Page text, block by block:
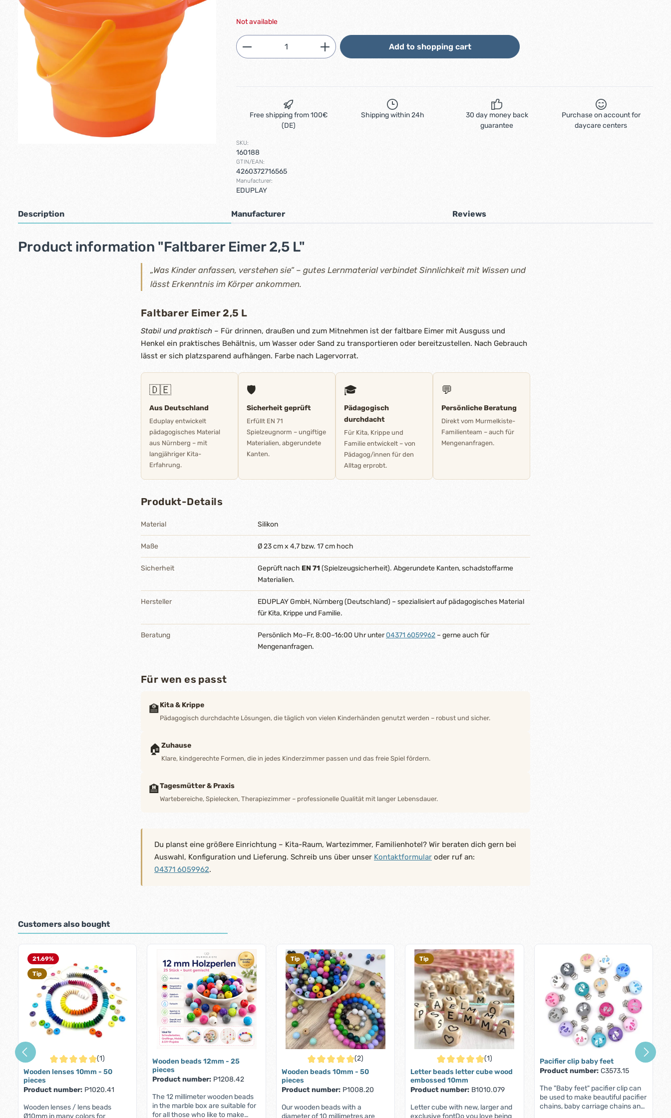
Not available
Product Quantity: Enter the desired amount or use the buttons to increase or
Add to shopping cart
Free shipping from 100€
(DE)
Shipping within 24h
30 day money back
guarantee
Purchase on account for
daycare centers
SKU:
160188
GTIN/EAN:
4260372716565
Manufacturer:
EDUPLAY
Description Manufacturer Reviews
Product information "Faltbarer Eimer 2,5 L"
„Was Kinder anfassen, verstehen sie“ – gutes Lernmaterial verbindet Sinnlichkeit mit Wissen und
lässt Erkenntnis im Körper ankommen.
Faltbarer Eimer 2,5 L
Stabil und praktisch – Für drinnen, draußen und zum Mitnehmen ist der faltbare Eimer mit Ausguss und
Henkel ein praktisches Behältnis, um Wasser oder Sand zu transportieren oder bereitzustellen. Nach Gebrauch
lässt er sich platzsparend aufhängen. Farbe nach Lagervorrat.
🇩🇪
Aus Deutschland
Eduplay entwickelt
pädagogisches Material
aus Nürnberg – mit
langjähriger Kita-
Erfahrung.
🛡️
Sicherheit geprüft
Erfüllt EN 71
Spielzeugnorm – ungiftige
Materialien, abgerundete
Kanten.
🎓
Pädagogisch
durchdacht
Für Kita, Krippe und
Familie entwickelt – von
Pädagog/innen für den
Alltag erprobt.
💬
Persönliche Beratung
Direkt vom Murmelkiste-
Familienteam – auch für
Mengenanfragen.
Produkt-Details
Material Silikon
Maße Ø 23 cm x 4,7 bzw. 17 cm hoch
Sicherheit Geprüft nach EN 71 (Spielzeugsicherheit). Abgerundete Kanten, schadstoffarme
Materialien.
Hersteller
EDUPLAY GmbH, Nürnberg (Deutschland) – spezialisiert auf pädagogisches Material
für Kita, Krippe und Familie.
Beratung Persönlich Mo–Fr, 8:00–16:00 Uhr unter04371 6059962 – gerne auch für
Mengenanfragen.
Für wen es passt
🏫Kita & Krippe
Pädagogisch durchdachte Lösungen, die täglich von vielen Kinderhänden genutzt werden – robust und sicher.
🏠Zuhause
Klare, kindgerechte Formen, die in jedes Kinderzimmer passen und das freie Spiel fördern.
🏨Tagesmütter & Praxis
Wartebereiche, Spielecken, Therapiezimmer – professionelle Qualität mit langer Lebensdauer.
Du planst eine größere Einrichtung – Kita-Raum, Wartezimmer, Familienhotel? Wir beraten dich gern bei
Auswahl, Konfiguration und Lieferung. Schreib uns über unser Kontaktformular oder ruf an:
04371 6059962.
Customers also bought
21.69%
Tip
Average rating of 5 out of 5 stars
(1)
Wooden lenses 10mm - 50
pieces
Product number: P1020.41
Wooden lenses / lens beads
Ø10mm in many colors for
Wooden beads 12mm - 25
pieces
Product number: P1208.42
The 12 millimeter wooden beads
in the marble box are suitable for
for all those who like to make
Tip
Average rating of 5 out of 5 stars
(2)
Wooden beads 10mm - 50
pieces
Product number: P1008.20
Our wooden beads with a
diameter of 10 millimetres are
Tip
Average rating of 5 out of 5 stars
(1)
Letter beads letter cube wood
embossed 10mm
Product number: B1010.079
Letter cube with new, larger and
exclusive fontDo you love being
Pacifier clip baby feet
Product number: C3573.15
The "Baby feet" pacifier clip can
be used to make beautiful pacifier
chains, baby carriage chains and